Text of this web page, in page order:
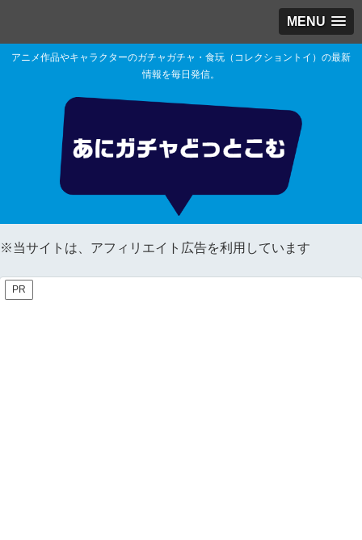
MENU
アニメ作品やキャラクターのガチャガチャ・食玩（コレクショントイ）の最新
情報を毎日発信。
※当サイトは、アフィリエイト広告を利用しています
PR